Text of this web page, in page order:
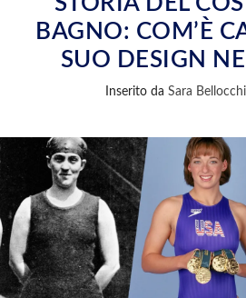
BAGNO: COM’È
SUO DESIGN
Inserito da Sara Bellocchi